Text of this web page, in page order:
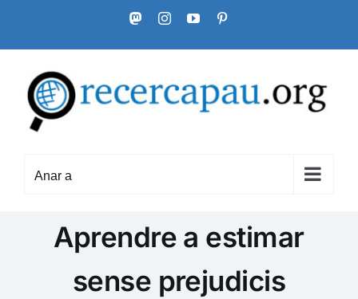
content
MastodonInstagram
YouTube
Anar a
Aprendre a estimar
sense prejudicis